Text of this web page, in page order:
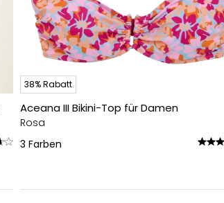
38% Rabatt
Aceana III Bikini-Top für Damen
Rosa
3 Farben